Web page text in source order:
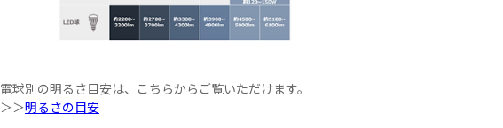
電球別の明るさ目安は、こちらからご覧いただけます。
＞＞明るさの目安